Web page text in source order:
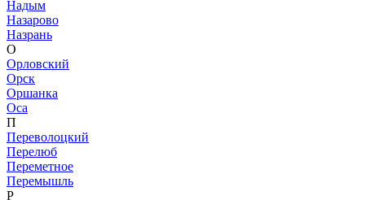
Надым
Назарово
Назрань
О
Орловский
Орск
Оршанка
Оса
П
Переволоцкий
Перелюб
Переметное
Перемышль
Р